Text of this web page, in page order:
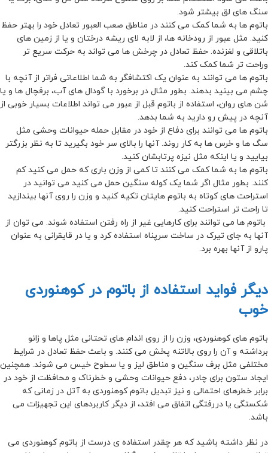
سنگ های لق بیشتر شود.
باتوم ها به شما کمک می کنند در مناطق صعب العبور تعادل خود را بهتر حفظ
کنید. مثل عبور از رودخانه ها، از لابه لای ریشه درختان و یا از زمین های
باتلاقی و لغزنده. حفظ تعادل در چرخش ها می تواند به حرکت سریع تر
وراحت تر شما کمک کند.
باتوم ها می توانند به عنوان یک اکتشافگر به شما اطلاعاتی فراتر از آنچه با
چشم می بینید بدهند. بطور مثال در برخورد با گودال های آب، برفچال ها و یا
شن های روان، استفاده از باتوم قبل از عبور می تواند اطلاعات بسیار خوبی از
آنچه در پیش رو دارید به شما بدهد.
باتوم ها می توانند برای دفاع از خود در مقابل حمله حیوانات وحشی مثل
سگ ها و خرس ها به کار روند. آنها را بالای سر خود بگیرید تا به نظر بزرگتر
بیایید و یا اینکه مثل نیزه پرتابشان کنید.
باتوم ها به شما کمک می کنند تا کمی از وزن باری که حمل می کنید کم
کنند. بطور مثال اگر شما یک کوله سنگین حمل می کنید می توانید در
استراحت های کوتاه به باتوم هایتان تکیه کنید و وزن را روی آنها بیندازید
تا راحت تر استراحت کنید.
باتوم ها می توانند برای کارهایی غیر از راه رفتن استفاده شوند. می توان از
آنها به جای تیرک در ساخت سرپناه استفاده کرد و یا در قایقرانی به عنوان
پارو از آنها بهره برد.
دیگر فواید استفاده از باتوم در کوهنوردی
خوب
باتوم های کوهنوردی، وزن را از روی اندام های تحتانی مثل پاها و زانو
برداشته و آن را روی بالاتنه پخش می کنند. و باعث حفظ تعادل در شرایط
مختلفی مثل برف سنگین و مناطق لیز و یا سطوح خیس می شوند. همچنین
ایجاد ستون برای چادر، دفع حیوانات وحشی و خطرناک و محافظت از خود در
برابر خطرهای احتمالی و نیز تبدیل باتوم کوهنوردی به آتل در زمانی که
شکستگی یا دررفتگی اتفاق می افتد، از دیگر کاربردهای این تجهیزات می
باشد.
در نظر داشته باشید که هر چقدر استفاده ی درست از باتوم کوهنوردی می